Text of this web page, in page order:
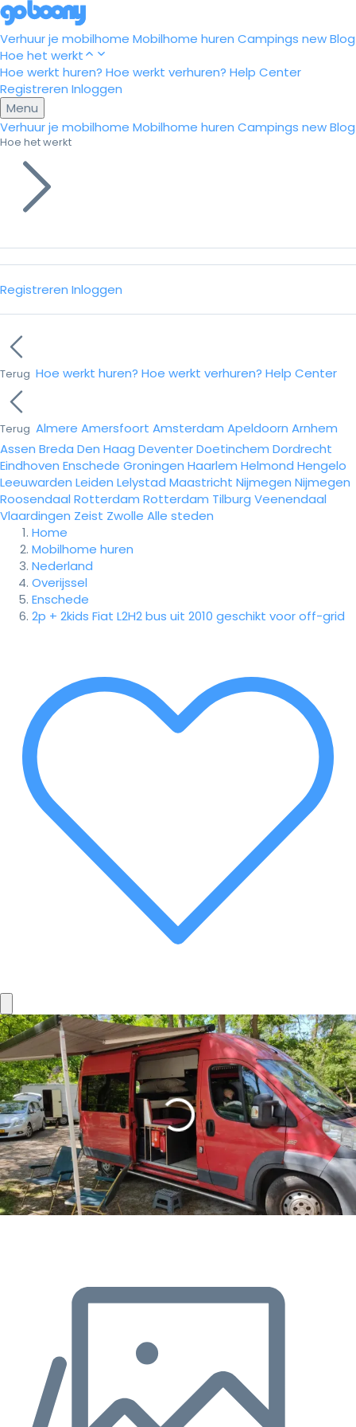
Verhuur je mobilhome Mobilhome huren Campings newBlog
Hoe het werkt
Hoe werkt huren? Hoe werkt verhuren? Help Center
Registreren Inloggen
Menu
Verhuur je mobilhome Mobilhome huren Campings newBlog
Hoe het werkt
Registreren Inloggen
Terug Hoe werkt huren? Hoe werkt verhuren? Help Center
Terug Almere Amersfoort Amsterdam Apeldoorn Arnhem
Assen Breda Den Haag DeventerDoetinchem Dordrecht
Eindhoven Enschede Groningen Haarlem Helmond Hengelo
Leeuwarden Leiden Lelystad Maastricht Nijmegen Nijmegen
Roosendaal Rotterdam Rotterdam Tilburg Veenendaal
Vlaardingen Zeist Zwolle Alle steden
Home
Mobilhome huren
Nederland
Overijssel
Enschede
2p + 2kids Fiat L2H2 bus uit 2010 geschikt voor off-grid